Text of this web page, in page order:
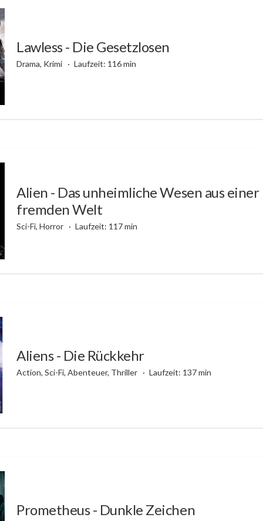
Lawless - Die Gesetzlosen
Drama, Krimi Laufzeit: 116 min
Alien - Das unheimliche Wesen aus einer
fremden Welt
Sci-Fi, Horror Laufzeit: 117 min
Aliens - Die Rückkehr
Action, Sci-Fi, Abenteuer, Thriller Laufzeit: 137 min
Prometheus - Dunkle Zeichen